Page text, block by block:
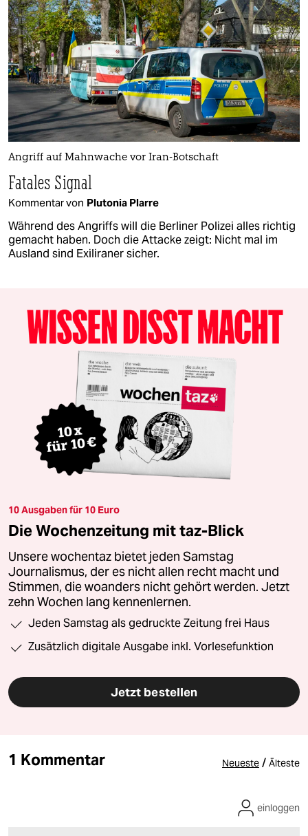
Angriff auf Mahnwache vor Iran-Botschaft
Fatales Signal
Kommentar von Plutonia Plarre
Während des Angriffs will die Berliner Polizei alles richtig
gemacht haben. Doch die Attacke zeigt: Nicht mal im
Ausland sind Exiliraner sicher.
10 Ausgaben für 10 Euro
Die Wochenzeitung mit taz-Blick
Unsere wochentaz bietet jeden Samstag
Journalismus, der es nicht allen recht macht und
Stimmen, die woanders nicht gehört werden. Jetzt
zehn Wochen lang kennenlernen.
Jeden Samstag als gedruckte Zeitung frei Haus
Zusätzlich digitale Ausgabe inkl. Vorlesefunktion
Jetzt bestellen
1 Kommentar Neueste / Älteste
einloggen